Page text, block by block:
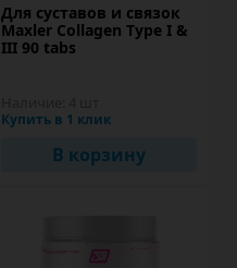
Для суставов и связок
Maxler Collagen Type I &
III 90 tabs
Купить в 1 клик
В корзину